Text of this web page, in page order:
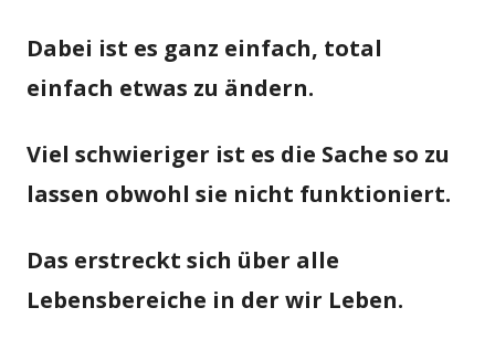
Dabei ist es ganz einfach, total
einfach etwas zu ändern.
Viel schwieriger ist es die Sache so zu
lassen obwohl sie nicht funktioniert.
Das erstreckt sich über alle
Lebensbereiche in der wir Leben.